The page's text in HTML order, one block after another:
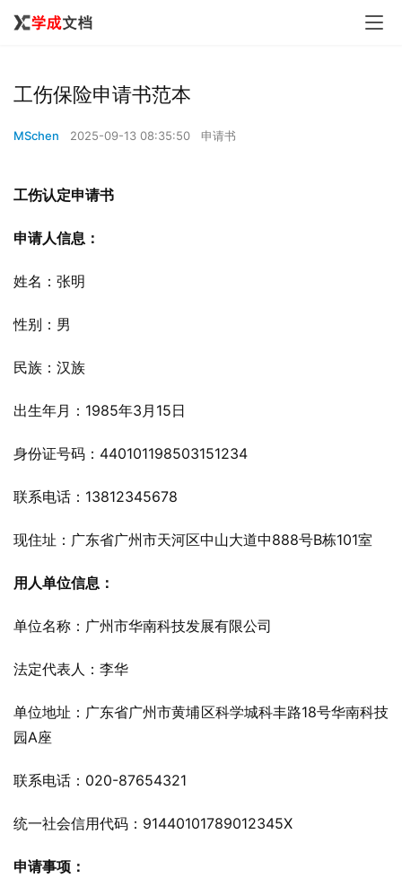
工伤保险申请书范本
MSchen 2025-09-13 08:35:50 申请书
工伤认定申请书
申请人信息：
姓名：张明
性别：男
民族：汉族
出生年月：1985年3月15日
身份证号码：440101198503151234
联系电话：13812345678
现住址：广东省广州市天河区中山大道中888号B栋101室
用人单位信息：
单位名称：广州市华南科技发展有限公司
法定代表人：李华
单位地址：广东省广州市黄埔区科学城科丰路18号华南科技
园A座
联系电话：020-87654321
统一社会信用代码：91440101789012345X
申请事项：